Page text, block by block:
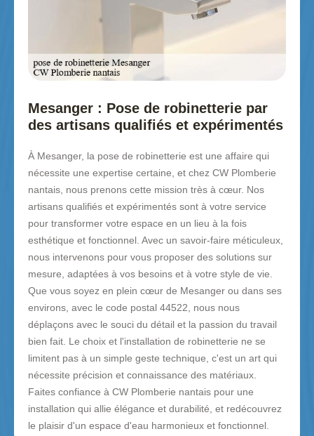
Mesanger : Pose de robinetterie par
des artisans qualifiés et expérimentés
À Mesanger, la pose de robinetterie est une affaire qui
nécessite une expertise certaine, et chez CW Plomberie
nantais, nous prenons cette mission très à cœur. Nos
artisans qualifiés et expérimentés sont à votre service
pour transformer votre espace en un lieu à la fois
esthétique et fonctionnel. Avec un savoir-faire méticuleux,
nous intervenons pour vous proposer des solutions sur
mesure, adaptées à vos besoins et à votre style de vie.
Que vous soyez en plein cœur de Mesanger ou dans ses
environs, avec le code postal 44522, nous nous
déplaçons avec le souci du détail et la passion du travail
bien fait. Le choix et l'installation de robinetterie ne se
limitent pas à un simple geste technique, c'est un art qui
nécessite précision et connaissance des matériaux.
Faites confiance à CW Plomberie nantais pour une
installation qui allie élégance et durabilité, et redécouvrez
le plaisir d'un espace d'eau harmonieux et fonctionnel.